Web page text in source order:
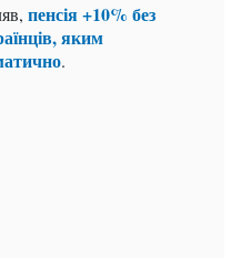
пенсія +10% без
яким
.